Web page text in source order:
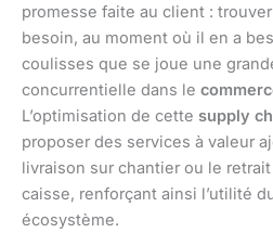
promesse faite au client :
besoin, au moment où il en a
coulisses que se joue une
concurrentielle dans le
L’optimisation de cette supply
proposer des services à valeur
livraison sur chantier ou le
caisse, renforçant ainsi l’utilité
écosystème.